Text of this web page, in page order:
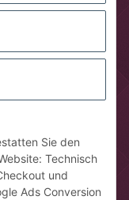
Sie den
Technisch
und
Ads Conversion
Lieferzeiten für